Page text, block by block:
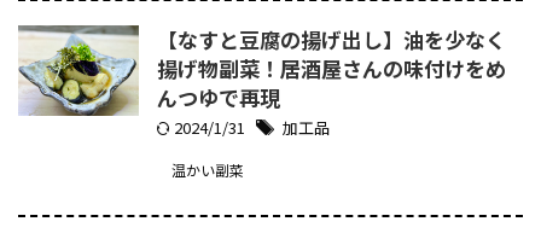
【なすと豆腐の揚げ出し】油を少なく
揚げ物副菜！居酒屋さんの味付けをめ
んつゆで再現
2024/1/31 加工品
温かい副菜